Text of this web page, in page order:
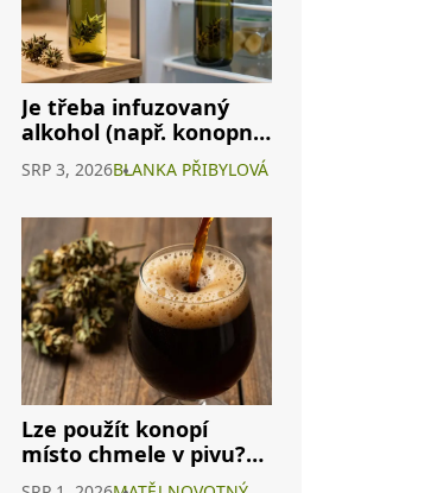
Je třeba infuzovaný
alkohol (např. konopné
víno) skladovat v
lednici? Kompletní
SRP 3, 2026BLANKA PŘIBYLOVÁ
Lze použít konopí
místo chmele v pivu?